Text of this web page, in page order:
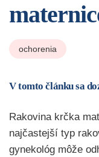
ochorenia
V tomto článku sa
Rakovina krčka
najčastejší typ
gynekológ môže